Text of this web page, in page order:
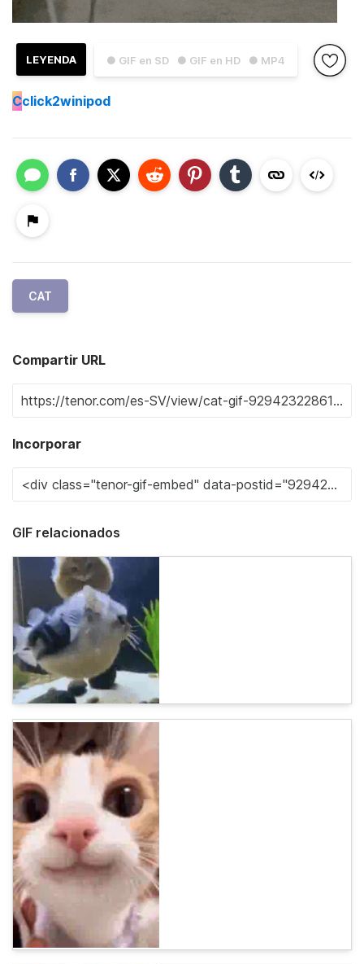
● GIF en SD ● GIF en HD ● MP4
LEYENDA
Cclick2winipod
CAT
Compartir URL
Incorporar
GIF relacionados